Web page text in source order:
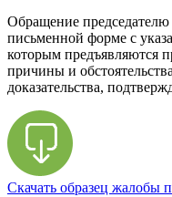
Обращение
письменной форме с
которым предъявляются
причины и
доказательства,
Скачать образец жалобы